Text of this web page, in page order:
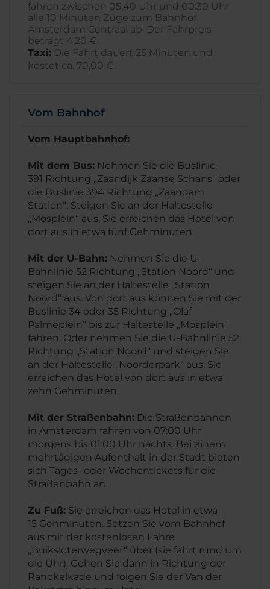
fahren zwischen 05:40 Uhr und 00:30 Uhr
alle 10 Minuten Züge zum Bahnhof
Amsterdam Centraal ab. Der Fahrpreis
beträgt 4,20 €.
Taxi: Die Fahrt dauert 25 Minuten und
kostet ca. 70,00 €.
Vom Bahnhof
Vom Hauptbahnhof:
Mit dem Bus: Nehmen Sie die Buslinie
391 Richtung „Zaandijk Zaanse Schans“ oder
die Buslinie 394 Richtung „Zaandam
Station“. Steigen Sie an der Haltestelle
„Mosplein“ aus. Sie erreichen das Hotel von
dort aus in etwa fünf Gehminuten.
Mit der U-Bahn: Nehmen Sie die U-
Bahnlinie 52 Richtung „Station Noord“ und
steigen Sie an der Haltestelle „Station
Noord“ aus. Von dort aus können Sie mit der
Buslinie 34 oder 35 Richtung „Olaf
Palmeplein“ bis zur Haltestelle „Mosplein“
fahren. Oder nehmen Sie die U-Bahnlinie 52
Richtung „Station Noord“ und steigen Sie
an der Haltestelle „Noorderpark“ aus. Sie
erreichen das Hotel von dort aus in etwa
zehn Gehminuten.
Mit der Straßenbahn: Die Straßenbahnen
in Amsterdam fahren von 07:00 Uhr
morgens bis 01:00 Uhr nachts. Bei einem
mehrtägigen Aufenthalt in der Stadt bieten
sich Tages- oder Wochentickets für die
Straßenbahn an.
Zu Fuß: Sie erreichen das Hotel in etwa
15 Gehminuten. Setzen Sie vom Bahnhof
aus mit der kostenlosen Fähre
„Buiksloterwegveer“ über (sie fährt rund um
die Uhr). Gehen Sie dann in Richtung der
Ranokelkade und folgen Sie der Van der